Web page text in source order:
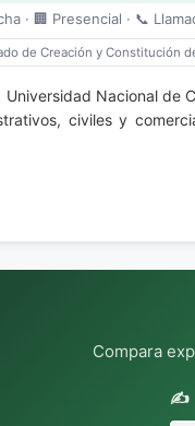
· 🏢 Presencial · 📞
de Creación y Constitución
Nacional de
civiles y
Compara
✍️